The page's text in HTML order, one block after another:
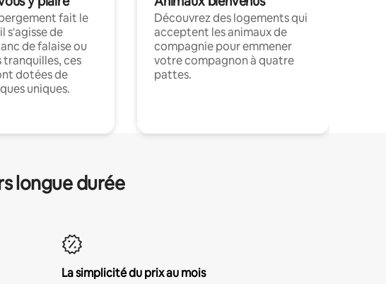
fait le
s'agisse de
de falaise ou
tranquilles, ces
dotées de
uniques.
Découvrez des logements qui
acceptent les animaux de
compagnie pour emmener
votre compagnon à quatre
pattes.
longue durée
La simplicité du prix au mois